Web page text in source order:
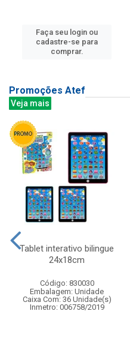
Faça seu login ou
cadastre-se para
comprar.
Promoções Atef
Veja mais
Tablet interativo bilingue
24x18cm
Código: 830030
Embalagem: Unidade
Caixa Com: 36 Unidade(s)
Inmetro: 006758/2019